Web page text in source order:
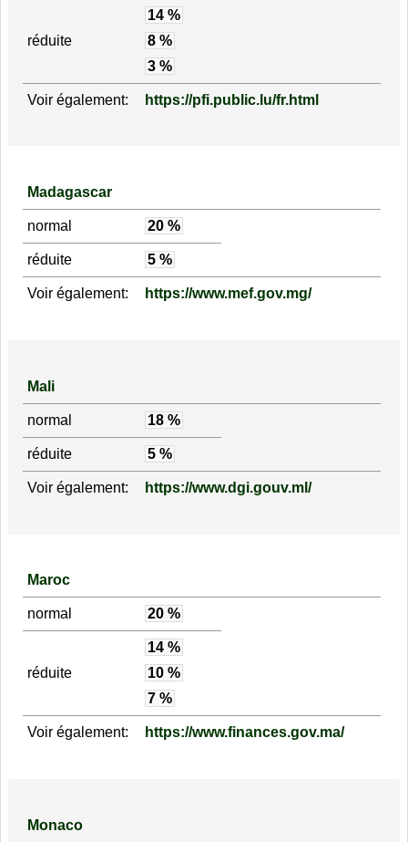
réduite
14 %
8 %
3 %
Voir également: https://pfi.public.lu/fr.html
Madagascar
normal 20 %
réduite 5 %
Voir également: https://www.mef.gov.mg/
Mali
normal 18 %
réduite 5 %
Voir également: https://www.dgi.gouv.ml/
Maroc
normal 20 %
réduite
14 %
10 %
7 %
Voir également: https://www.finances.gov.ma/
Monaco